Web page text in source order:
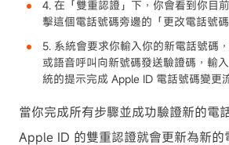
4. 在「雙重認證」下，你會看到你目
擊這個電話號碼旁邊的「更改電話號
5. 系統會要求你輸入你的新電話號碼
或語音呼叫向新號碼發送驗證碼，輸
統的提示完成 Apple ID 電話號碼變更
當你完成所有步驟並成功驗證新的電
Apple ID 的雙重認證就會更新為新的